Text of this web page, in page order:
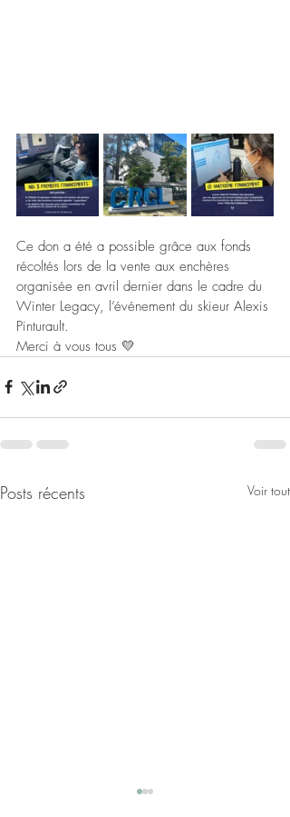
Ce don a été a possible grâce aux fonds
récoltés lors de la vente aux enchères
organisée en avril dernier dans le cadre du
Winter Legacy, l’événement du skieur Alexis
Pinturault.
Merci à vous tous 💛
Posts récents Voir tout